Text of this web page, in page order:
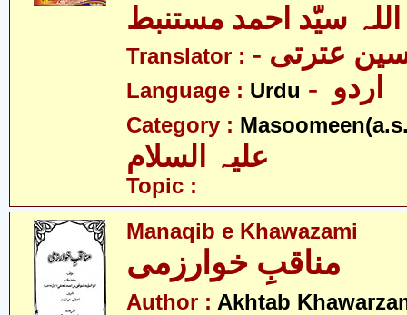
سیّد احمد مستنبط
Translator : عترتی
Language : Urdu
Category :
Topic :
Manaqib e Khawazami
مناقبِ خوارزمی
Author : Akhtab